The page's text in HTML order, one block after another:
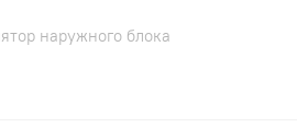
наружного блока